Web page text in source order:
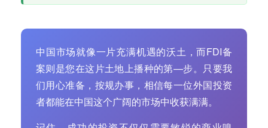
中国市场就像一片充满机遇的沃土，而FDI备
案则是您在这片土地上播种的第—步。只要我
们用心准备，按规办事，相信每一位外国投资
者都能在中国这个广阔的市场中收获满满。